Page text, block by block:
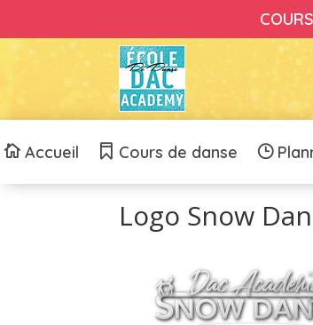
Accueil Cours de danse
Logo Snow